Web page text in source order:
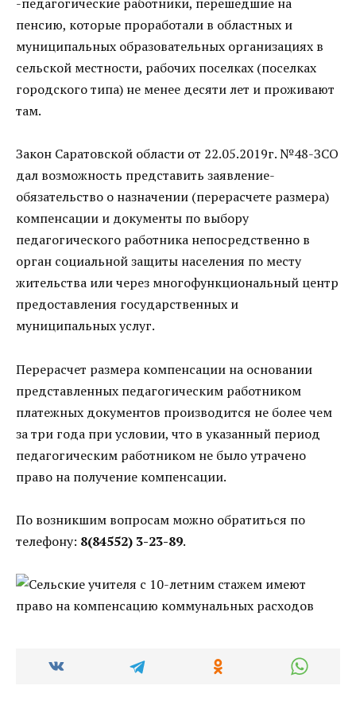
пенсию, которые проработали в областных и
муниципальных образовательных организациях в
сельской местности, рабочих поселках (поселках
городского типа) не менее десяти лет и проживают
там.
Закон Саратовской области от 22.05.2019г. №48-ЗСО
дал возможность представить заявление-
обязательство о назначении (перерасчете размера)
компенсации и документы по выбору
педагогического работника непосредственно в
орган социальной защиты населения по месту
жительства или через многофункциональный центр
предоставления государственных и
муниципальных услуг.
Перерасчет размера компенсации на основании
представленных педагогическим работником
платежных документов производится не более чем
за три года при условии, что в указанный период
педагогическим работником не было утрачено
право на получение компенсации.
По возникшим вопросам можно обратиться по
телефону: 8(84552) 3-23-89.